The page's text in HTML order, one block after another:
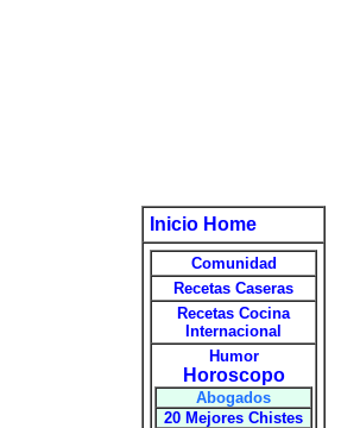
Inicio Home
Comunidad
Recetas Caseras
Recetas Cocina
Internacional
Humor
Horoscopo
Abogados
20 Mejores Chistes